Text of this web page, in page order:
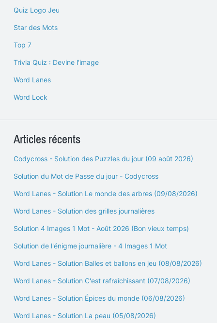
Quiz Logo Jeu
Star des Mots
Top 7
Trivia Quiz : Devine l'image
Word Lanes
Word Lock
Articles récents
Codycross - Solution des Puzzles du jour (09 août 2026)
Solution du Mot de Passe du jour - Codycross
Word Lanes - Solution Le monde des arbres (09/08/2026)
Word Lanes - Solution des grilles journalières
Solution 4 Images 1 Mot - Août 2026 (Bon vieux temps)
Solution de l'énigme journalière - 4 Images 1 Mot
Word Lanes - Solution Balles et ballons en jeu (08/08/2026)
Word Lanes - Solution C'est rafraîchissant (07/08/2026)
Word Lanes - Solution Épices du monde (06/08/2026)
Word Lanes - Solution La peau (05/08/2026)